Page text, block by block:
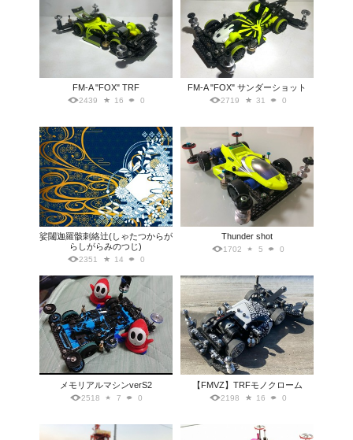
FM-A "FOX" TRF
2439 16 0
FM-A "FOX" サンダーショット
2719 31 0
娑闥迦羅骸刺絡辻(しゃたつからが
らしがらみのつじ)
2351 14 0
Thunder shot
1702 5 0
メモリアルマシンverS2
2518 7 0
【FMVZ】TRFモノクローム
2198 16 0